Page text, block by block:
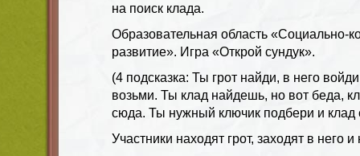
на поиск клада.
Образовательная область «Социально-
развитие». Игра «Открой сундук».
(4 подсказка: Ты грот найди, в него
возьми. Ты клад найдешь, но вот беда,
сюда. Ты нужный ключик подбери и клад
Участники находят грот, заходят в него и